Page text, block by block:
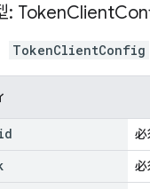
: TokenClient
TokenClientConfig
必
必